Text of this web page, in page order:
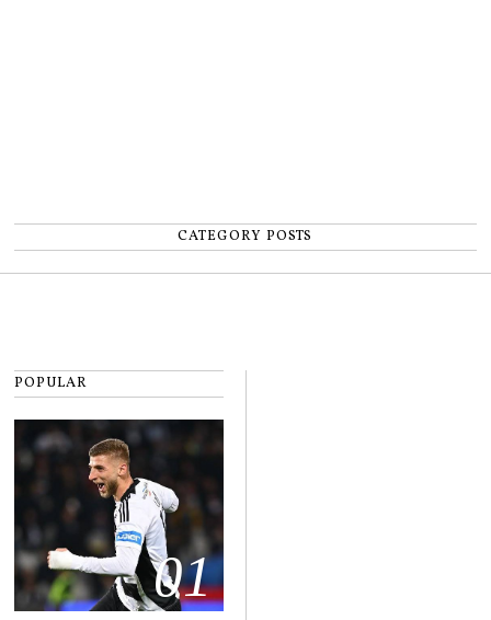
CATEGORY POSTS
POPULAR
01